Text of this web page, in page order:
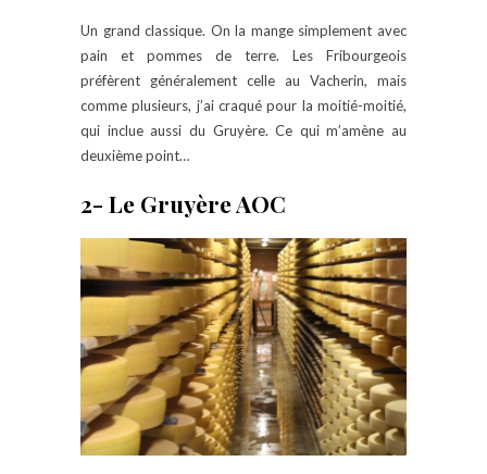
Un grand classique. On la mange simplement avec
pain et pommes de terre. Les Fribourgeois
préfèrent généralement celle au Vacherin, mais
comme plusieurs, j’ai craqué pour la moitié-moitié,
qui inclue aussi du Gruyère. Ce qui m’amène au
deuxième point…
2- Le Gruyère AOC